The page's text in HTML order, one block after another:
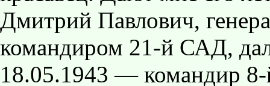
Дмитрий Павлович,
командиром 21-й САД,
18.05.1943 — командир